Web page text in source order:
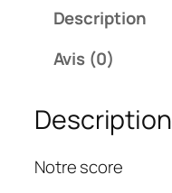
Description
Avis (0)
Description
Notre score